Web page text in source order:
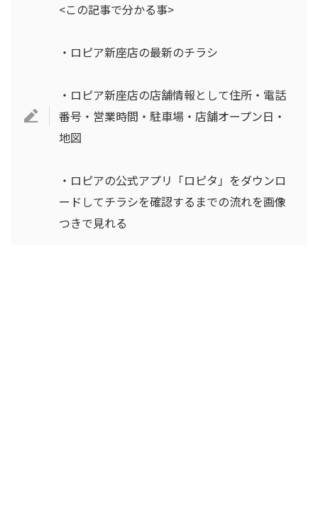
<この記事で分かる事>
・ロピア新座店の最新のチラシ
・ロピア新座店の店舗情報として住所・電話
番号・営業時間・駐車場・店舗オープン日・
地図
・ロピアの公式アプリ「ロピタ」をダウンロ
ードしてチラシを確認するまでの流れを画像
つきで見れる